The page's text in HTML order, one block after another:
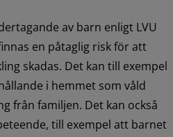
av barn enligt LVU
en påtaglig risk för att
skadas. Det kan till exempel
i hemmet som våld
från familjen. Det kan också
till exempel att barnet